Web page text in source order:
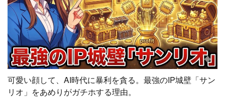
可愛い顔して、AI時代に暴利を貪る。最強のIP城壁「サン
リオ」をあめりがガチホする理由。